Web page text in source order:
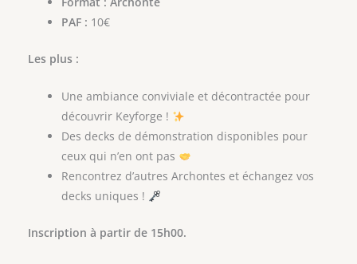
PAF : 10€
Les plus :
Une ambiance conviviale et décontractée pour
découvrir Keyforge !
Des decks de démonstration disponibles pour
ceux qui n’en ont pas
Rencontrez d’autres Archontes et échangez vos
decks uniques !
Inscription à partir de 15h00.